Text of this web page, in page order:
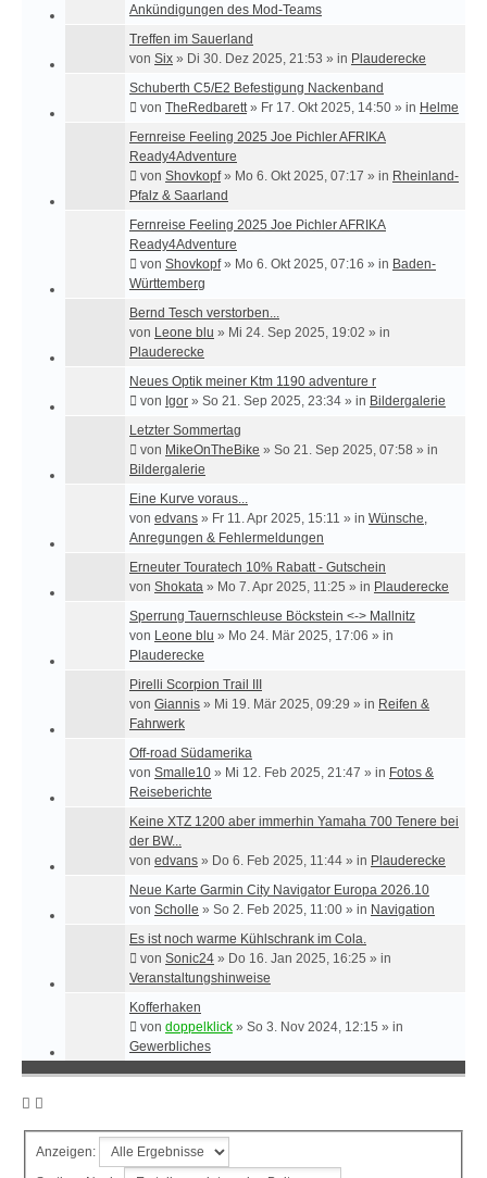
Ankündigungen des Mod-Teams
Treffen im Sauerland
von Six » Di 30. Dez 2025, 21:53 » in Plauderecke
Schuberth C5/E2 Befestigung Nackenband
von TheRedbarett » Fr 17. Okt 2025, 14:50 » in Helme
Fernreise Feeling 2025 Joe Pichler AFRIKA
Ready4Adventure
von Shovkopf» Mo 6. Okt 2025, 07:17 » in Rheinland-
Pfalz & Saarland
Fernreise Feeling 2025 Joe Pichler AFRIKA
Ready4Adventure
von Shovkopf» Mo 6. Okt 2025, 07:16 » in Baden-
Württemberg
Bernd Tesch verstorben...
von Leone blu » Mi 24. Sep 2025, 19:02 » in
Plauderecke
Neues Optik meiner Ktm 1190 adventure r
von Igor » So 21. Sep 2025, 23:34 » in Bildergalerie
Letzter Sommertag
von MikeOnTheBike » So 21. Sep 2025, 07:58 » in
Bildergalerie
Eine Kurve voraus...
von edvans » Fr 11. Apr 2025, 15:11 » in Wünsche,
Anregungen & Fehlermeldungen
Erneuter Touratech 10% Rabatt - Gutschein
von Shokata » Mo 7. Apr 2025, 11:25 » in Plauderecke
Sperrung Tauernschleuse Böckstein <-> Mallnitz
von Leone blu » Mo 24. Mär 2025, 17:06 » in
Plauderecke
Pirelli Scorpion Trail III
von Giannis » Mi 19. Mär 2025, 09:29 » in Reifen &
Fahrwerk
Off-road Südamerika
von Smalle10 » Mi 12. Feb 2025, 21:47 » in Fotos &
Reiseberichte
Keine XTZ 1200 aber immerhin Yamaha 700 Tenere bei
der BW...
von edvans » Do 6. Feb 2025, 11:44 » in Plauderecke
Neue Karte Garmin City Navigator Europa 2026.10
von Scholle » So 2. Feb 2025, 11:00 » in Navigation
Es ist noch warme Kühlschrank im Cola.
von Sonic24 » Do 16. Jan 2025, 16:25 » in
Veranstaltungshinweise
Kofferhaken
von doppelklick » So 3. Nov 2024, 12:15 » in
Gewerbliches
Anzeigen: